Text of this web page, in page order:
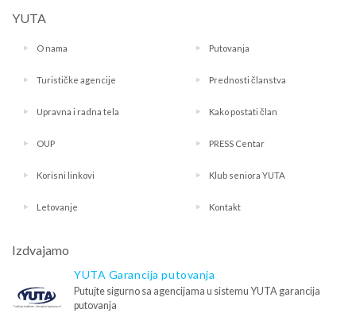
YUTA
O nama Putovanja
Turističke agencije Prednosti članstva
Upravna i radna tela Kako postati član
OUP PRESS Centar
Korisni linkovi Klub seniora YUTA
Letovanje Kontakt
Izdvajamo
YUTA Garancija putovanja
Putujte sigurno sa agencijama u sistemu YUTA garancija
putovanja